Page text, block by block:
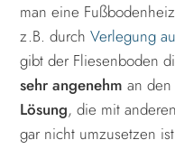
man eine
z.B. durchVerlegung
gibt der Fliesenboden
sehr angenehm an
Lösung, die mit
gar nicht umzusetzen